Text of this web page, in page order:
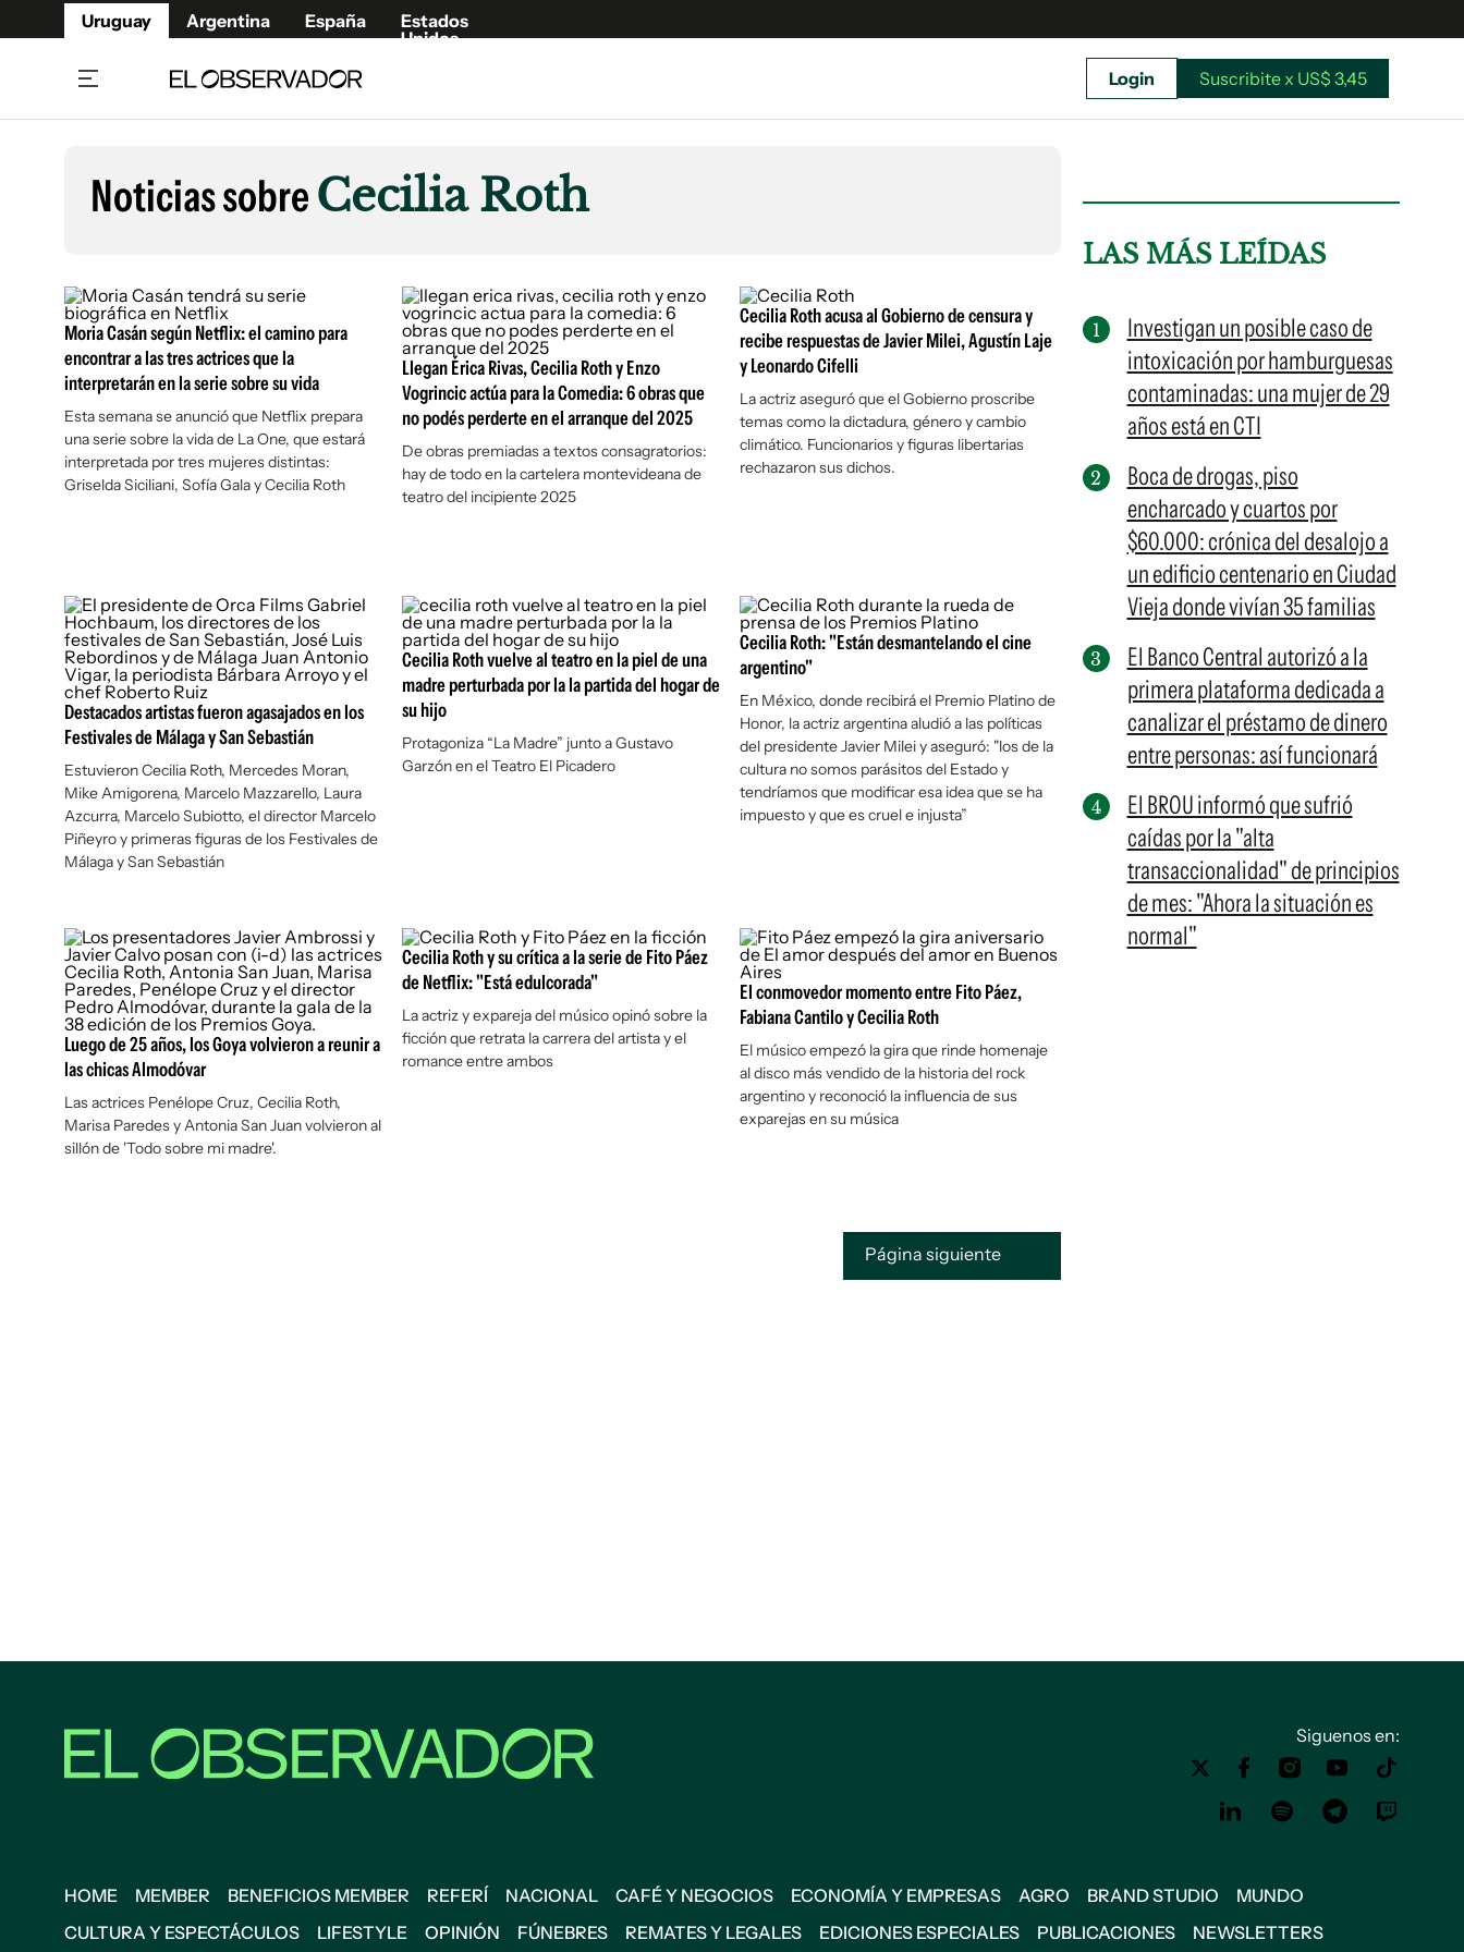
Uruguay Argentina España
Estados
Unidos
Beneficios Member
Café y Negocios
Economía y Empresas
Agro
Brand Studio
Mundo
Cultura y Espectáculos
Fúnebres
Publicaciones
Newsletters
Argentina
España
Estados Unidos
Suscribite x US$ 3,45
Login Suscribite x US$ 3,45
Noticias sobreCecilia Roth
Moria Casán según Netflix: el camino para
encontrar a las tres actrices que la
interpretarán en la serie sobre su vida
Esta semana se anunció que Netflix prepara
una serie sobre la vida de La One, que estará
interpretada por tres mujeres distintas:
Griselda Siciliani, Sofía Gala y Cecilia Roth
Llegan Érica Rivas, Cecilia Roth y Enzo
Vogrincic actúa para la Comedia: 6 obras que
no podés perderte en el arranque del 2025
De obras premiadas a textos consagratorios:
hay de todo en la cartelera montevideana de
teatro del incipiente 2025
Cecilia Roth acusa al Gobierno de censura y
recibe respuestas de Javier Milei, Agustín Laje
y Leonardo Cifelli
La actriz aseguró que el Gobierno proscribe
temas como la dictadura, género y cambio
climático. Funcionarios y figuras libertarias
rechazaron sus dichos.
Destacados artistas fueron agasajados en los
Festivales de Málaga y San Sebastián
Estuvieron Cecilia Roth, Mercedes Moran,
Mike Amigorena, Marcelo Mazzarello, Laura
Azcurra, Marcelo Subiotto, el director Marcelo
Piñeyro y primeras figuras de los Festivales de
Málaga y San Sebastián
Cecilia Roth vuelve al teatro en la piel de una
madre perturbada por la la partida del hogar de
su hijo
Protagoniza “La Madre” junto a Gustavo
Garzón en el Teatro El Picadero
Cecilia Roth: "Están desmantelando el cine
argentino"
En México, donde recibirá el Premio Platino de
Honor, la actriz argentina aludió a las políticas
del presidente Javier Milei y aseguró: "los de la
cultura no somos parásitos del Estado y
tendríamos que modificar esa idea que se ha
impuesto y que es cruel e injusta”
Luego de 25 años, los Goya volvieron a reunir a
las chicas Almodóvar
Las actrices Penélope Cruz, Cecilia Roth,
Marisa Paredes y Antonia San Juan volvieron al
sillón de 'Todo sobre mi madre'.
Cecilia Roth y su crítica a la serie de Fito Páez
de Netflix: "Está edulcorada"
La actriz y expareja del músico opinó sobre la
ficción que retrata la carrera del artista y el
romance entre ambos
El conmovedor momento entre Fito Páez,
Fabiana Cantilo y Cecilia Roth
El músico empezó la gira que rinde homenaje
al disco más vendido de la historia del rock
argentino y reconoció la influencia de sus
exparejas en su música
Página siguiente
LAS MÁS LEÍDAS
Investigan un posible caso de
intoxicación por hamburguesas
contaminadas: una mujer de 29
años está en CTI
Boca de drogas, piso
encharcado y cuartos por
$60.000: crónica del desalojo a
un edificio centenario en Ciudad
Vieja donde vivían 35 familias
El Banco Central autorizó a la
primera plataforma dedicada a
canalizar el préstamo de dinero
entre personas: así funcionará
El BROU informó que sufrió
caídas por la "alta
transaccionalidad" de principios
de mes: "Ahora la situación es
normal"
Siguenos en:
HOME MEMBER BENEFICIOS MEMBER REFERÍ NACIONAL CAFÉ Y NEGOCIOS ECONOMÍA Y EMPRESAS AGRO BRAND STUDIO
MUNDO
CULTURA Y ESPECTÁCULOS
LIFESTYLE OPINIÓN FÚNEBRES REMATES Y LEGALES EDICIONES ESPECIALES PUBLICACIONES NEWSLETTERS